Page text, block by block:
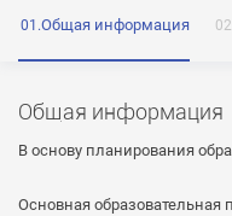
Общая информация
Общая информация
В основу планирования
Основная
Нажимая на
на обработку